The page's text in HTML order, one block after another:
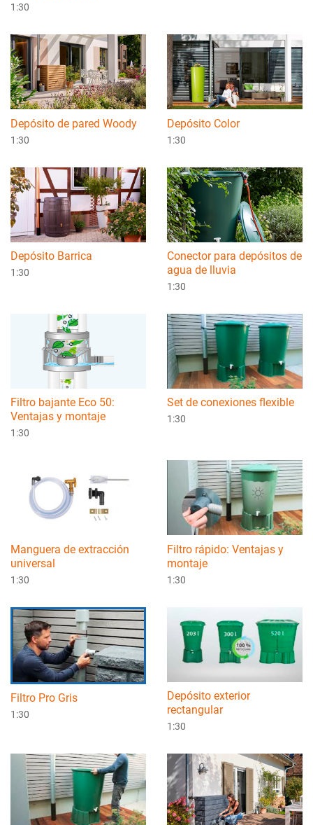
1:30
Depósito de pared Woody
1:30
Depósito Color
1:30
Depósito Barrica
1:30
Conector para depósitos de
agua de lluvia
1:30
Filtro bajante Eco 50:
Ventajas y montaje
1:30
Set de conexiones flexible
1:30
Manguera de extracción
universal
1:30
Filtro rápido: Ventajas y
montaje
1:30
Filtro Pro Gris
1:30
Depósito exterior
rectangular
1:30